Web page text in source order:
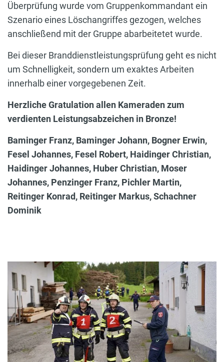
Überprüfung wurde vom Gruppenkommandant ein
Szenario eines Löschangriffes gezogen, welches
anschließend mit der Gruppe abarbeitetet wurde.
Bei dieser Branddienstleistungsprüfung geht es nicht
um Schnelligkeit, sondern um exaktes Arbeiten
innerhalb einer vorgegebenen Zeit.
Herzliche Gratulation allen Kameraden zum
verdienten Leistungsabzeichen in Bronze!
Baminger Franz, Baminger Johann, Bogner Erwin,
Fesel Johannes, Fesel Robert, Haidinger Christian,
Haidinger Johannes, Huber Christian, Moser
Johannes, Penzinger Franz, Pichler Martin,
Reitinger Konrad, Reitinger Markus, Schachner
Dominik